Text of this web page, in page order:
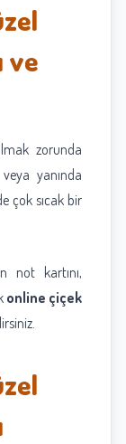
ve
zorunda
yanında
çok sıcak bir
not kartını,
online çiçek